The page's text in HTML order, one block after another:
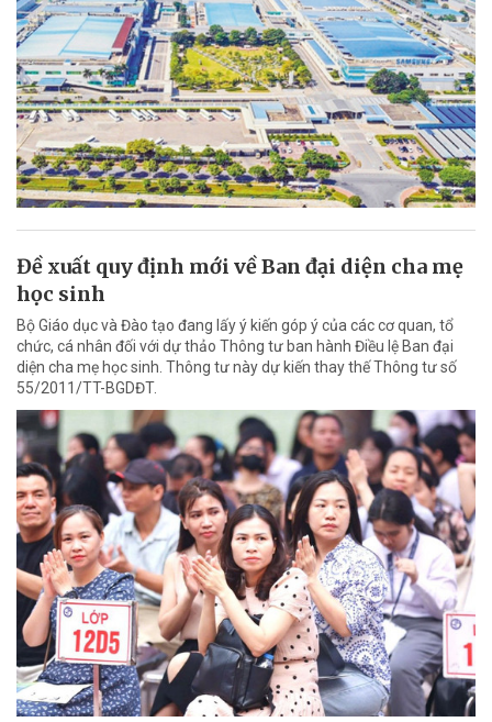
Đề xuất quy định mới về Ban đại diện cha mẹ
học sinh
Bộ Giáo dục và Đào tạo đang lấy ý kiến góp ý của các cơ quan, tổ
chức, cá nhân đối với dự thảo Thông tư ban hành Điều lệ Ban đại
diện cha mẹ học sinh. Thông tư này dự kiến thay thế Thông tư số
55/2011/TT-BGDĐT.